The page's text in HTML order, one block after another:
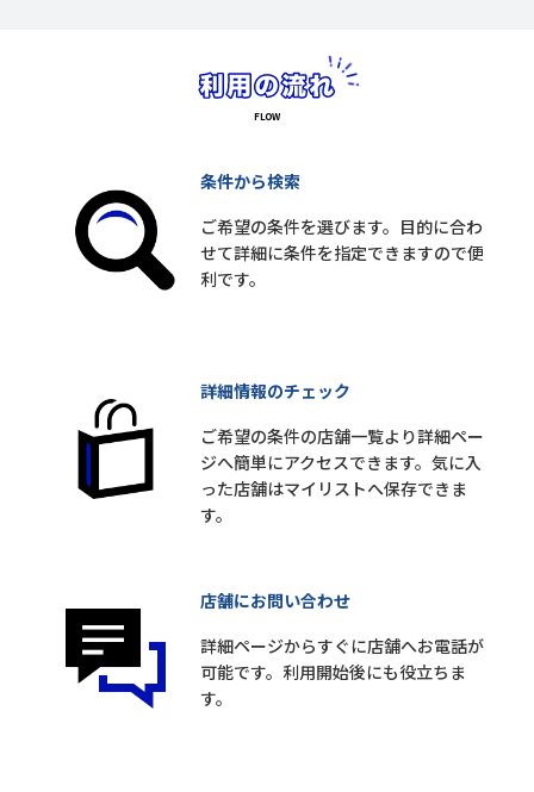
条件から検索
ご希望の条件を選びます。目的に合わ
せて詳細に条件を指定できますので便
利です。
詳細情報のチェック
ご希望の条件の店舗一覧より詳細ペー
ジへ簡単にアクセスできます。気に入
った店舗はマイリストへ保存できま
す。
店舗にお問い合わせ
詳細ページからすぐに店舗へお電話が
可能です。利用開始後にも役立ちま
す。